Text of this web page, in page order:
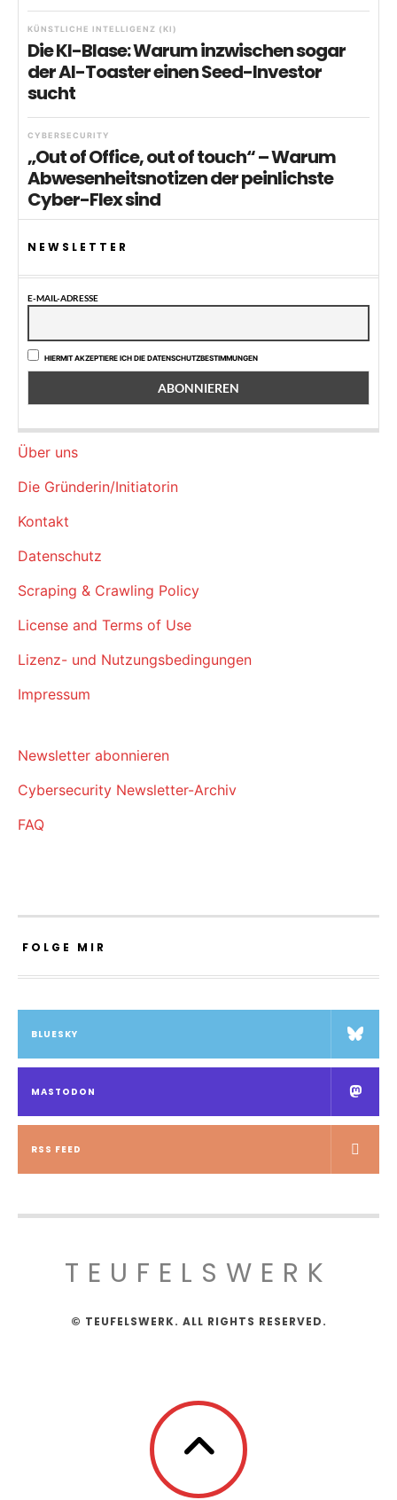
KÜNSTLICHE INTELLIGENZ (KI)
Die KI-Blase: Warum inzwischen sogar
der AI-Toaster einen Seed-Investor
sucht
CYBERSECURITY
„Out of Office, out of touch“ – Warum
Abwesenheitsnotizen der peinlichste
Cyber-Flex sind
NEWSLETTER
E-MAIL-ADRESSE
HIERMIT AKZEPTIERE ICH DIE DATENSCHUTZBESTIMMUNGEN
Über uns
Die Gründerin/Initiatorin
Kontakt
Datenschutz
Scraping & Crawling Policy
License and Terms of Use
Lizenz- und Nutzungsbedingungen
Impressum
Newsletter abonnieren
Cybersecurity Newsletter-Archiv
FAQ
FOLGE MIR
BLUESKY
MASTODON
RSS FEED
TEUFELSWERK
© TEUFELSWERK. ALL RIGHTS RESERVED.